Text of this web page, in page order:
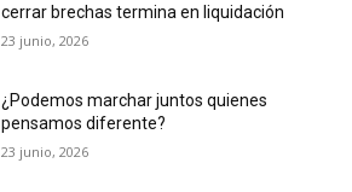
cerrar brechas termina en liquidación
23 junio, 2026
¿Podemos marchar juntos quienes
pensamos diferente?
23 junio, 2026